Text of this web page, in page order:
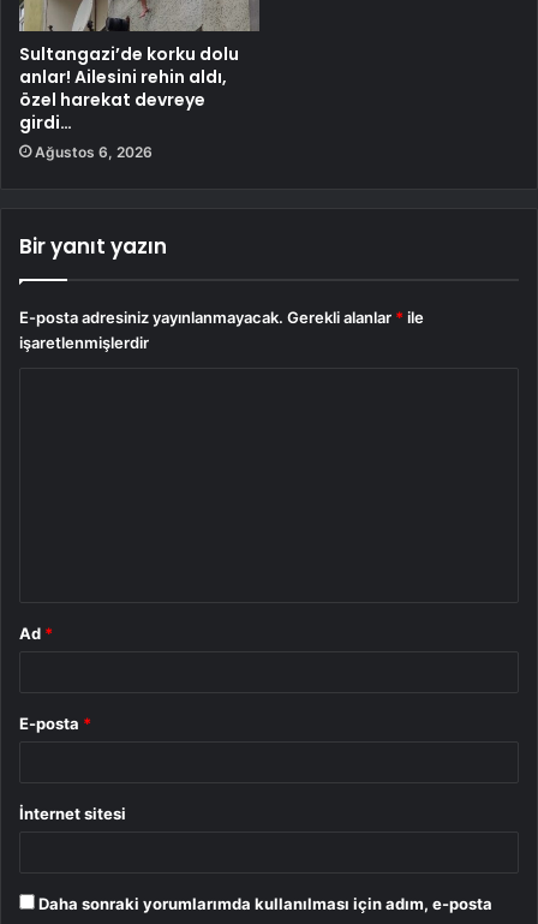
Sultangazi’de korku dolu
anlar! Ailesini rehin aldı,
özel harekat devreye
girdi…
Ağustos 6, 2026
Bir yanıt yazın
E-posta adresiniz yayınlanmayacak. Gerekli alanlar * ile
işaretlenmişlerdir
Ad *
E-posta *
İnternet sitesi
Daha sonraki yorumlarımda kullanılması için adım, e-posta